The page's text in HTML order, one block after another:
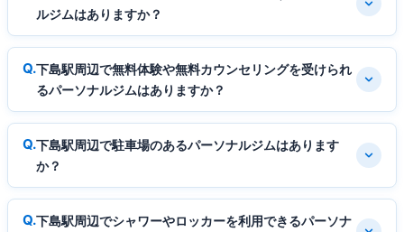
ルジムはありますか？
下島駅周辺で無料体験や無料カウンセリングを受けられ
るパーソナルジムはありますか？
下島駅周辺で駐車場のあるパーソナルジムはあります
か？
下島駅周辺でシャワーやロッカーを利用できるパーソナ